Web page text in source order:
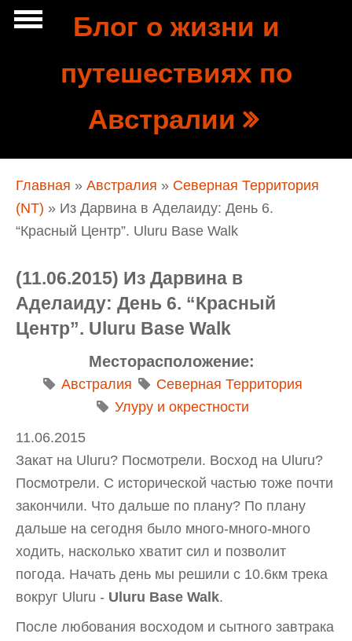
Перейти к основному содержанию
Блог о жизни и
путешествиях по
Австралии
Navigation
Вы здесь
Главная » Австралия » Северная Территория
(NT) » Из Дарвина в Аделаиду: День 6.
“Красный Центр”. Uluru Base Walk
(11.06.2015) Из Дарвина в
Аделаиду: День 6. “Красный
Центр”. Uluru Base Walk
Месторасположение:
Австралия
Северная Территория
Улуру и окрестности
11.06.2015
Закат на Uluru? Посмотрели. Восход на Uluru?
Посмотрели. С исторической частью тоже почти
закончили. Что дальше по плану? По плану
дальше на сегодня было много-много-много
ходить, насколько хватит сил и позволит
погода. Начать день мы решили с 10.6км трека
вокруг Uluru - Uluru Base Walk.
После любования восходом и сытного завтрака